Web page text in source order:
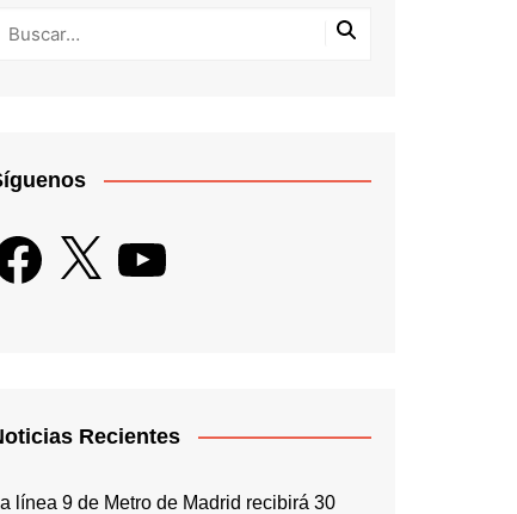
X YouTube
Recientes
línea 9 de Metro de Madrid recibirá 30